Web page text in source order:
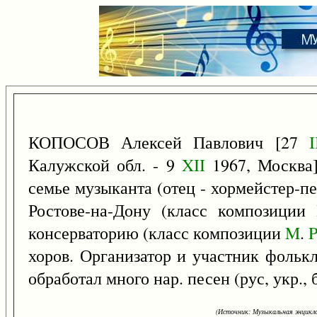
КОПОСОВ Алексей Павлович [27
Калужской обл. - 9 XII1967, Москва]
семье музыканта (отец - хормейстер-
Ростове-на-Дону (класс
консерваторию (класс композицииM. P
хоров. Организатор и участник
обработал много нар. песен (рус, укр.,
(Источник: Музыкальная